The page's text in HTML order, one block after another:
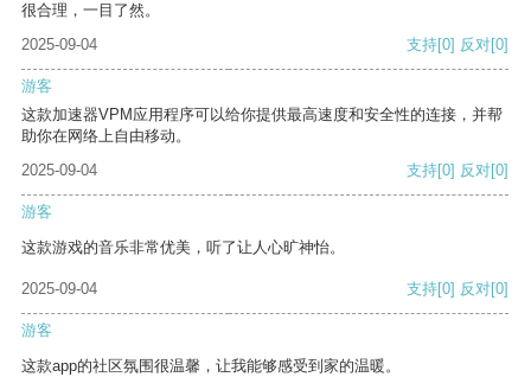
很合理，一目了然。
2025-09-04
支持[0] 反对[0]
游客
这款加速器VPM应用程序可以给你提供最高速度和安全性的连接，并帮
助你在网络上自由移动。
2025-09-04
支持[0] 反对[0]
游客
这款游戏的音乐非常优美，听了让人心旷神怡。
2025-09-04 支持[0] 反对[0]
游客
这款app的社区氛围很温馨，让我能够感受到家的温暖。